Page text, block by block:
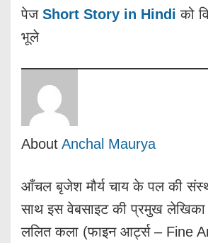
पेज Short Story in Hindi को
भूले
About Anchal Maurya
आँचल बृजेश मौर्य चाय के पल की
साथ इस वेबसाइट की प्रमुख लेखिका
ललित कला (फाइन आर्ट्स – Fine